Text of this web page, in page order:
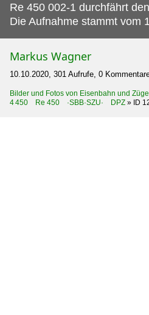
Re 450 002-1 durchfährt
Die Aufnahme stammt vom
Markus Wagner
10.10.2020, 301 Aufrufe, 0
Bilder und Fotos von Eisenbahn und
4 450 Re 450 ·SBB·SZU· DPZ » ID